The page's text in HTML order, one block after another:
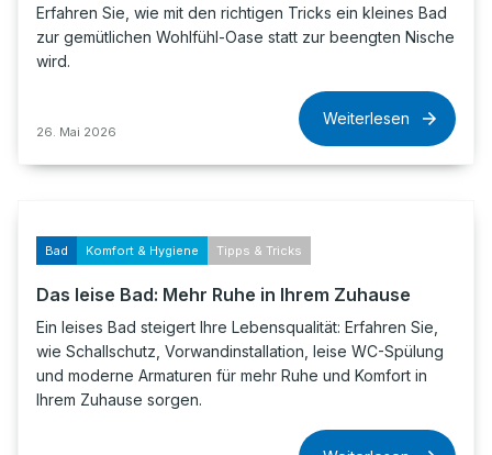
Erfahren Sie, wie mit den richtigen Tricks ein kleines Bad
zur gemütlichen Wohlfühl-Oase statt zur beengten Nische
wird.
26. Mai 2026
Weiterlesen
Bad Komfort & Hygiene Tipps & Tricks
Das leise Bad: Mehr Ruhe in Ihrem Zuhause
Ein leises Bad steigert Ihre Lebensqualität: Erfahren Sie,
wie Schallschutz, Vorwandinstallation, leise WC-Spülung
und moderne Armaturen für mehr Ruhe und Komfort in
Ihrem Zuhause sorgen.